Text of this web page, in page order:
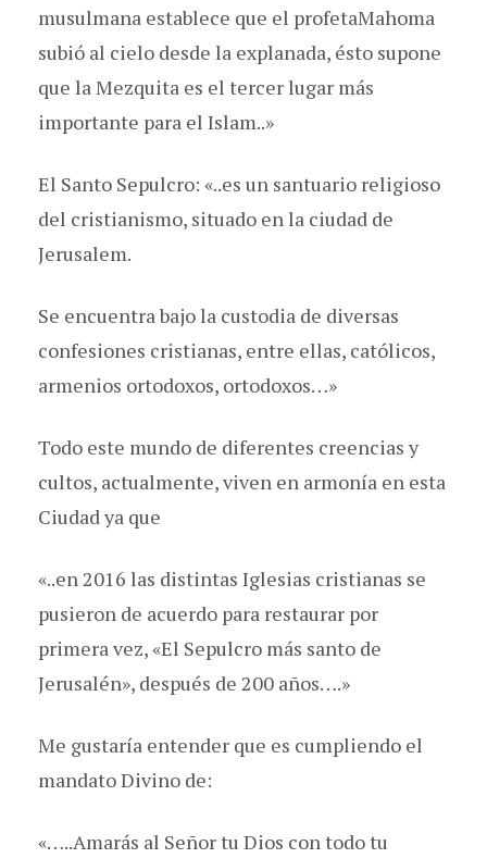
musulmana establece que el profetaMahoma
subió al cielo desde la explanada, ésto supone
que la Mezquita es el tercer lugar más
importante para el Islam..»
El Santo Sepulcro: «..es un santuario religioso
del cristianismo, situado en la ciudad de
Jerusalem.
Se encuentra bajo la custodia de diversas
confesiones cristianas, entre ellas, católicos,
armenios ortodoxos, ortodoxos…»
Todo este mundo de diferentes creencias y
cultos, actualmente, viven en armonía en esta
Ciudad ya que
«..en 2016 las distintas Iglesias cristianas se
pusieron de acuerdo para restaurar por
primera vez, «El Sepulcro más santo de
Jerusalén», después de 200 años….»
Me gustaría entender que es cumpliendo el
mandato Divino de:
«…..Amarás al Señor tu Dios con todo tu